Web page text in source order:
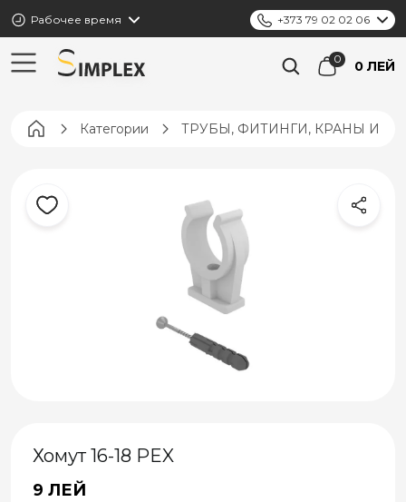
Рабочее время +373 79 02 02 06
0 ЛЕЙ
Pagina principală
Категории ТРУБЫ, ФИТИНГИ, КРАНЫ И
Хомут 16-18 PEX
9 ЛЕЙ